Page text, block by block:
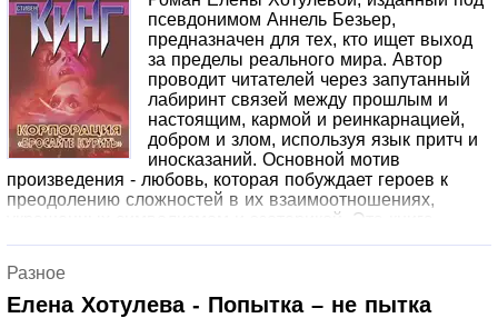
псевдонимом Аннель Безьер,
предназначен для тех, кто ищет выход
за пределы реального мира. Автор
проводит читателей через запутанный
лабиринт связей между прошлым и
настоящим, кармой и реинкарнацией,
добром и злом, используя язык притч и
иносказаний. Основной мотив
произведения - любовь, которая побуждает героев к
преодолению сложностей в их взаимоотношениях,
украшенных символизмом и эзотерикой. Эта книга -
Разное
Елена Хотулева - Попытка – не пытка